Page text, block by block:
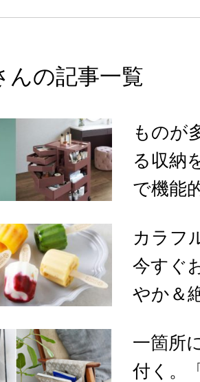
んの記事一覧
ものが
る収納
で機能
カラフ
今すぐ
やか＆
一箇所
付く。